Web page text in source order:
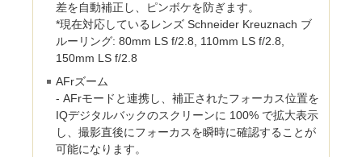
差を自動補正し、ピンボケを防ぎます。
*現在対応しているレンズ Schneider Kreuznach ブ
ルーリング: 80mm LS f/2.8, 110mm LS f/2.8,
150mm LS f/2.8
AFrズーム
- AFrモードと連携し、補正されたフォーカス位置を
IQデジタルバックのスクリーンに 100% で拡大表示
し、撮影直後にフォーカスを瞬時に確認することが
可能になります。